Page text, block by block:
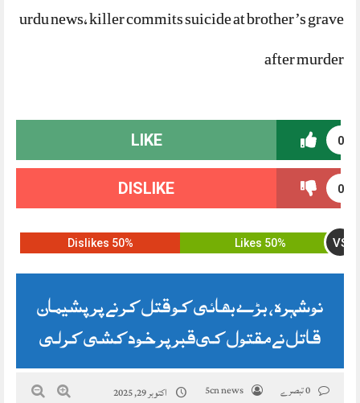
urdu news, killer commits suicide at brother’s grave
after murder
0
LIKE
0
DISLIKE
50% Likes VS
50% Dislikes
نوشہرہ، بڑے بھائی کو قتل کرنے پر پشیمان
قاتل نے مقتول کی قبر پر خودکشی کرلی
5cn news اکتوبر 29, 2025